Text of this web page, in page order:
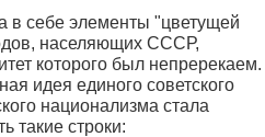
в себе элементы "цветущей
населяющих СССР,
которого был непререкаем.
идея единого советского
национализма стала
такие строки: